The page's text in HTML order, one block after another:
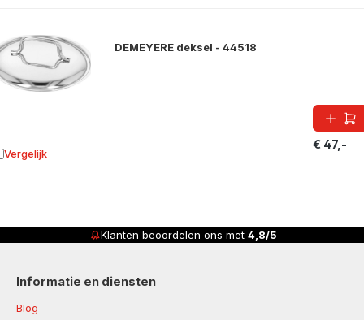
DEMEYERE deksel - 44518
€ 47,-
Vergelijk aan vergelijking
Klanten beoordelen ons met 4,8/5
Informatie en diensten
Blog